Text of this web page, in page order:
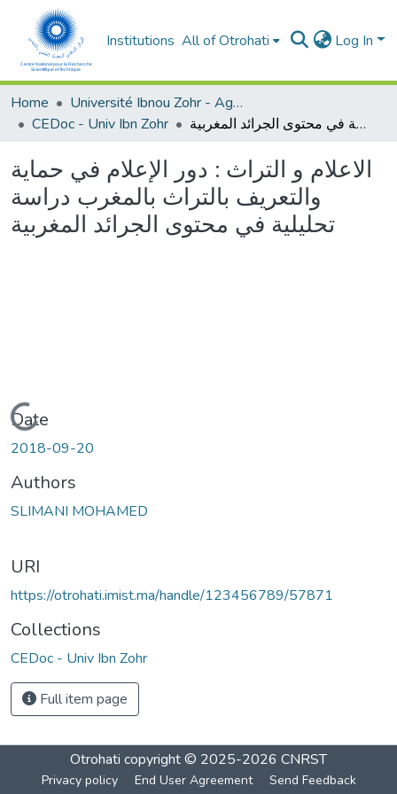
Institutions All of Otrohati Log In
Home
Université Ibnou Zohr - Agadir
CEDoc - Univ Ibn Zohr
الاعلام و التراث : دور الإعلام في حماية والتعريف بالتراث بالمغرب دراسة تحليلية في محتوى الجرائد المغربية
الاعلام و التراث : دور الإعلام في حماية
والتعريف بالتراث بالمغرب دراسة
تحليلية في محتوى الجرائد المغربية
Loading...
Date
2018-09-20
Authors
SLIMANI MOHAMED
URI
https://otrohati.imist.ma/handle/123456789/57871
Collections
CEDoc - Univ Ibn Zohr
Full item page
Otrohati copyright © 2025-2026 CNRST
Privacy policy End User Agreement Send Feedback